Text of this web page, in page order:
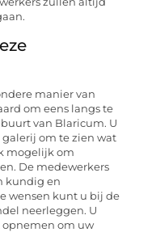
manier van
om eens langs te
van Blaricum. U
om te zien wat
mogelijk om
De medewerkers
kundig en
wensen kunt u bij de
neerleggen. U
opnemen om uw